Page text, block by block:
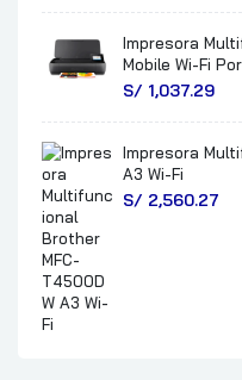
Impresora
Mobile Wi-Fi
S/ 1,037.29
Impresora
A3 Wi-Fi
S/ 2,560.27